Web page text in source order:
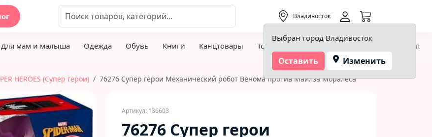
Владивосток
Выбран город Владивосток
Оставить Изменить
Для мам и малыша Одежда Обувь Книги Канцтовары Товары для творчества и хобби Детская
HEROES (Супер герои) 76276 Супер герои Механический робот Венома против Майлза Моралеса
Артикул: 136603
76276 Супер герои